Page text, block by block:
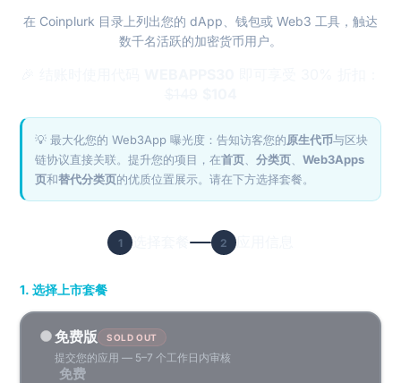
在 Coinplurk 目录上列出您的 dApp、钱包或 Web3 工具，触达
数千名活跃的加密货币用户。
💡 最大化您的 Web3App 曝光度：告知访客您的原生代币与区块
链协议直接关联。提升您的项目，在首页 分类页
Web3Apps
页和替代分类页的优质位置展示。请在下方选择套餐。
1 2
1. 选择上市套餐
免费版 SOLD OUT
提交您的应用 — 5–7 个工作日内审核
免费